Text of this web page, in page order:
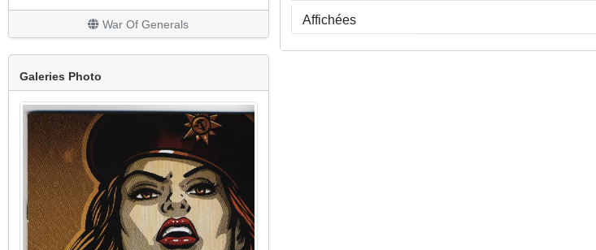
War Of Generals
Galeries Photo
Affichées